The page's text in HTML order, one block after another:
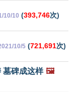
10/10 (393,746次)
10/5 (721,691次)
墓碑成这样 🖼️